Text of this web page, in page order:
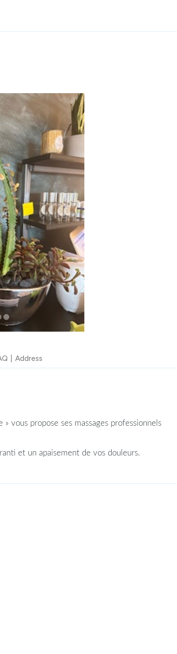
Address
vous propose ses massages professionnels
et un apaisement de vos douleurs.